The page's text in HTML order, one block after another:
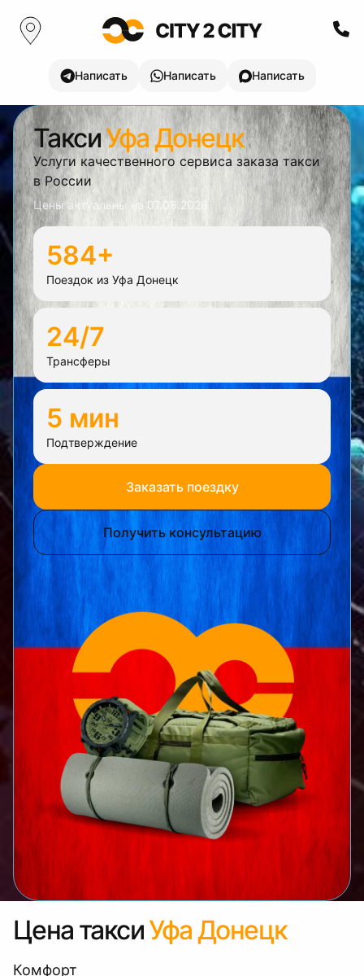
Написать Написать Написать
ТаксиУфа Донецк
Услуги качественного сервиса заказа такси
в России
Цены актуальны на 07.08.2026
584+
Поездок из Уфа Донецк
24/7
Трансферы
5 мин
Подтверждение
Заказать поездку
Получить консультацию
Цена таксиУфа Донецк
Комфорт